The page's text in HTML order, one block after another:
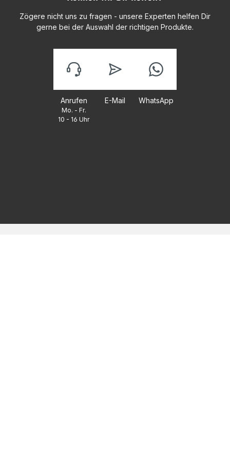
Zögere nicht uns zu fragen - unsere Experten helfen Dir
gerne bei der Auswahl der richtigen Produkte.
Anrufen
Mo. - Fr.
10 - 16 Uhr
E-Mail WhatsApp